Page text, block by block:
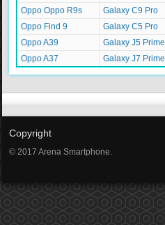
Oppo Oppo R9s
Galaxy C9 Pro
Oppo Find 9
Galaxy C5 Pro
Oppo A39
Galaxy J5 Prime
Oppo A37
Galaxy J7 Prime
Copyright
© 2017 Arena Smartphone.